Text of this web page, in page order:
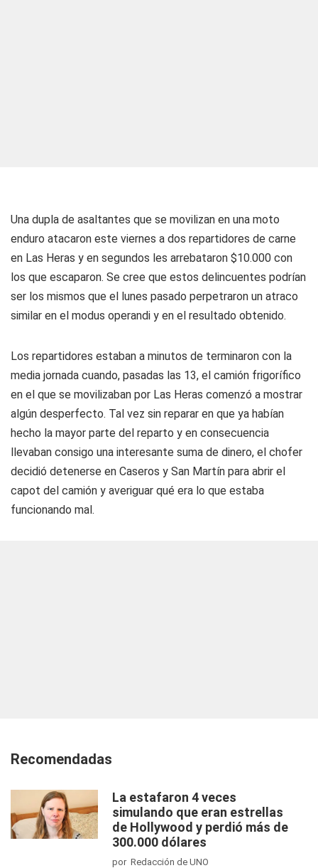
Una dupla de asaltantes que se movilizan en una moto
enduro atacaron este viernes a dos repartidores de carne
en Las Heras y en segundos les arrebataron $10.000 con
los que escaparon. Se cree que estos delincuentes podrían
ser los mismos que el lunes pasado perpetraron un atraco
similar en el modus operandi y en el resultado obtenido.
Los repartidores estaban a minutos de terminaron con la
media jornada cuando, pasadas las 13, el camión frigorífico
en el que se movilizaban por Las Heras comenzó a mostrar
algún desperfecto. Tal vez sin reparar en que ya habían
hecho la mayor parte del reparto y en consecuencia
llevaban consigo una interesante suma de dinero, el chofer
decidió detenerse en Caseros y San Martín para abrir el
capot del camión y averiguar qué era lo que estaba
funcionando mal.
Recomendadas
La estafaron 4 veces
simulando que eran estrellas
de Hollywood y perdió más de
300.000 dólares
por Redacción de UNO